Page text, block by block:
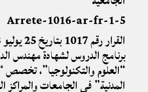
5-Arrete-1016-ar-fr-1
برنامج الدروس لشهادة مهندس
“العلوم والتكنولوجيا”، تخصص
المدنية” في الجامعات والمراكز